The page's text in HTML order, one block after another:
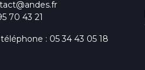
70 43 21
: 05 34 43 05 18